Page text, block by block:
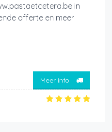
in
offerte en meer
Meer info